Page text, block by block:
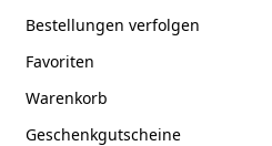
Bestellungen verfolgen
Favoriten
Warenkorb
Geschenkgutscheine